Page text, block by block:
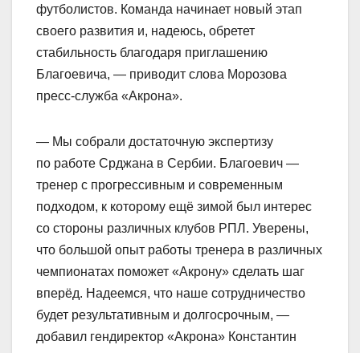
футболистов. Команда начинает новый этап
своего развития и, надеюсь, обретет
стабильность благодаря приглашению
Благоевича, — приводит слова Морозова
пресс‑служба «Акрона».
— Мы собрали достаточную экспертизу
по работе Срджана в Сербии. Благоевич —
тренер с прогрессивным и современным
подходом, к которому ещё зимой был интерес
со стороны различных клубов РПЛ. Уверены,
что большой опыт работы тренера в различных
чемпионатах поможет «Акрону» сделать шаг
вперёд. Надеемся, что наше сотрудничество
будет результативным и долгосрочным, —
добавил гендиректор «Акрона» Константин